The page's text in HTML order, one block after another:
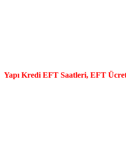
Yapı Kredi EFT Saatleri, EFT